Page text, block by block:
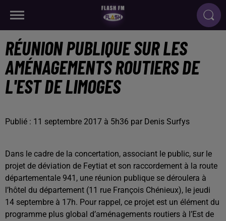
RÉUNION PUBLIQUE SUR LES
AMÉNAGEMENTS ROUTIERS DE
L'EST DE LIMOGES
Publié : 11 septembre 2017 à 5h36 par Denis Surfys
Dans le cadre de la concertation, associant le public, sur le
projet de déviation de Feytiat et son raccordement à la route
départementale 941, une réunion publique se déroulera à
l’hôtel du département (11 rue François Chénieux), le jeudi
14 septembre à 17h. Pour rappel, ce projet est un élément du
programme plus global d’aménagements routiers à l’Est de